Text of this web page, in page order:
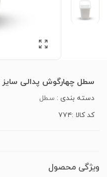
سطل چهارگوش پدالی سایز
دسته بندی : سطل
کد کالا :۷۷۴
ویژگی محصول